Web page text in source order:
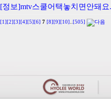
[정보]mtv스쿨어택놓치면안돼
[1] [2] [3] [4] [5] [6] 7 [8] [9] [10] [505]